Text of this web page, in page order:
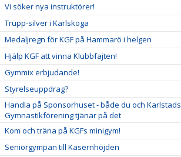
Vi söker nya instruktörer!
Trupp-silver i Karlskoga
Medaljregn för KGF på Hammarö i helgen
Hjälp KGF att vinna Klubbfajten!
Gymmix erbjudande!
Styrelseuppdrag?
Handla på Sponsorhuset - både du och Karlstads
Gymnastikförening tjänar på det
Kom och träna på KGFs minigym!
Seniorgympan till Kasernhöjden